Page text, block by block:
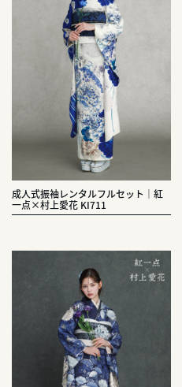
成人式振袖レンタルフルセット｜紅
一点×村上愛花 KI711